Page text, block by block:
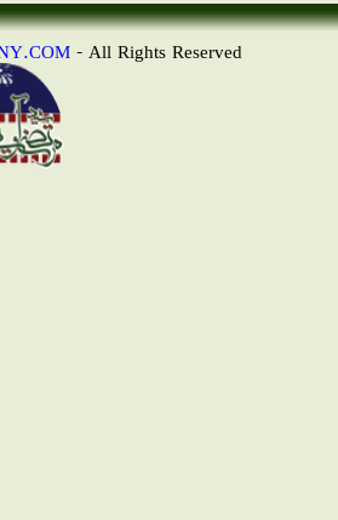
- All Rights Reserved